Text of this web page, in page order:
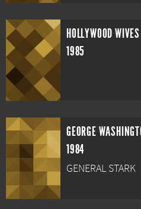
HOLLYWOOD WIVES
1985
GEORGE
1984
GENERAL STARK